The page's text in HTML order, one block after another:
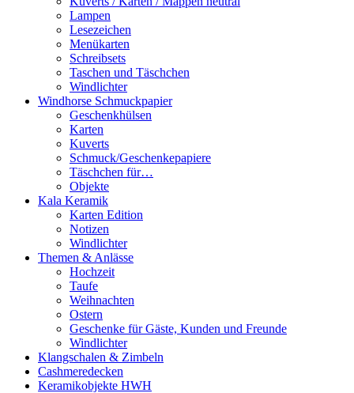
Lampen
Lesezeichen
Menükarten
Schreibsets
Taschen und Täschchen
Windlichter
Windhorse Schmuckpapier
Geschenkhülsen
Karten
Kuverts
Schmuck/Geschenkepapiere
Täschchen für…
Objekte
Kala Keramik
Karten Edition
Notizen
Windlichter
Themen & Anlässe
Hochzeit
Taufe
Weihnachten
Ostern
Geschenke für Gäste, Kunden und Freunde
Windlichter
Klangschalen & Zimbeln
Cashmeredecken
Keramikobjekte HWH